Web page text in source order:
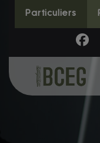
Particuliers